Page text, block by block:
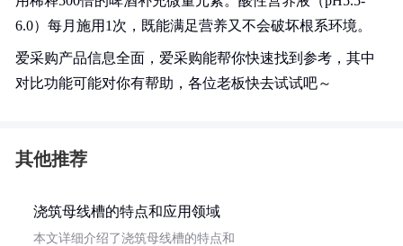
6.0）每月施用1次，既能满足营养又不会破坏根系环境。
爱采购产品信息全面，爱采购能帮你快速找到参考，其中
对比功能可能对你有帮助，各位老板快去试试吧～
其他推荐
浇筑母线槽的特点和应用领域
本文详细介绍了浇筑母线槽的特点和